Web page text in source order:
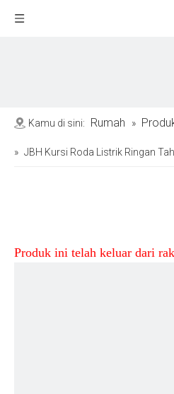
Kamu di sini: Rumah »
» JBH Kursi Roda Listrik Ringan
Produk ini telah keluar dari